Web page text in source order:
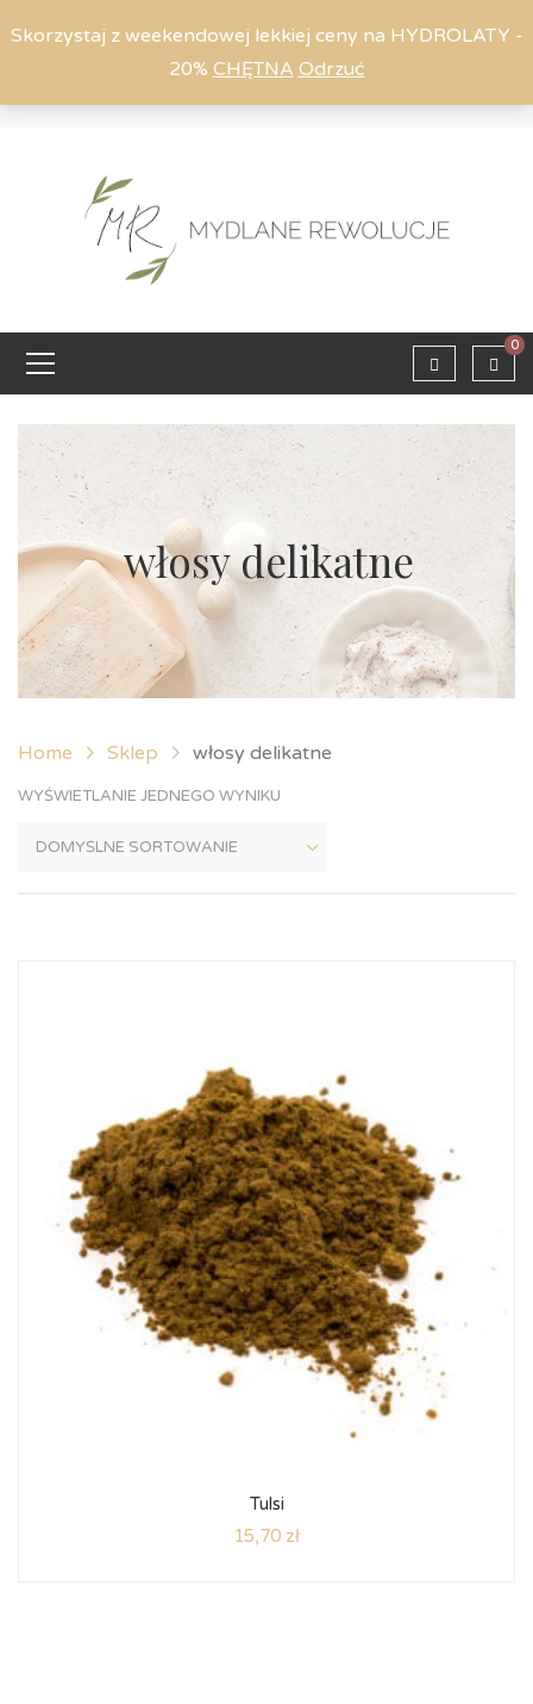
Skorzystaj z weekendowej lekkiej ceny na HYDROLATY -
20% CHĘTNA Odrzuć
0
włosy delikatne
Home Sklep włosy delikatne
WYŚWIETLANIE JEDNEGO WYNIKU
Tulsi
15,70 zł